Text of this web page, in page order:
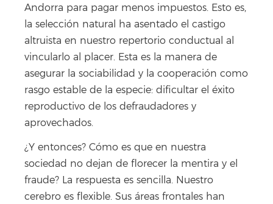
Andorra para pagar menos impuestos. Esto es,
la selección natural ha asentado el castigo
altruista en nuestro repertorio conductual al
vincularlo al placer. Esta es la manera de
asegurar la sociabilidad y la cooperación como
rasgo estable de la especie: dificultar el éxito
reproductivo de los defraudadores y
aprovechados.
¿Y entonces? Cómo es que en nuestra
sociedad no dejan de florecer la mentira y el
fraude? La respuesta es sencilla. Nuestro
cerebro es flexible. Sus áreas frontales han